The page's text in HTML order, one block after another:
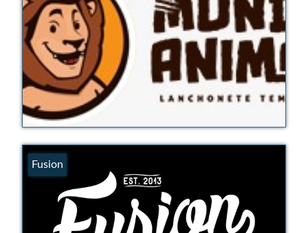
Conselheiros e Diretoria
Câmaras Técnicas
Carta de Serviços ao Cidadão
Governança
Eleições Triênio 2027-2029
Eleições 2023
Fusion